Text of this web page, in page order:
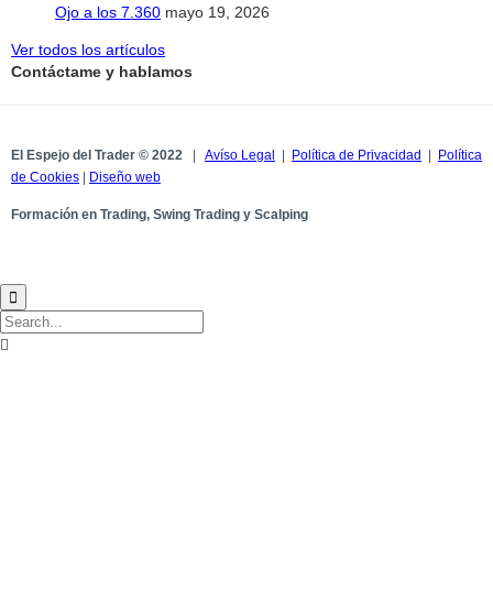
Ojo a los 7.360 mayo 19, 2026
Ver todos los artículos
Contáctame y hablamos
El Espejo del Trader © 2022 Avíso Legal Política de Privacidad
Política
de Cookies
Diseño web
Formación en Trading, Swing Trading y Scalping

